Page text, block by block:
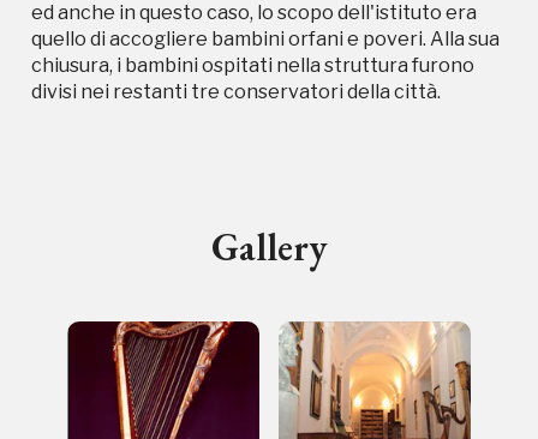
ed anche in questo caso, lo scopo dell'istituto era
quello di accogliere bambini orfani e poveri. Alla sua
chiusura, i bambini ospitati nella struttura furono
divisi nei restanti tre conservatori della città.
Gallery